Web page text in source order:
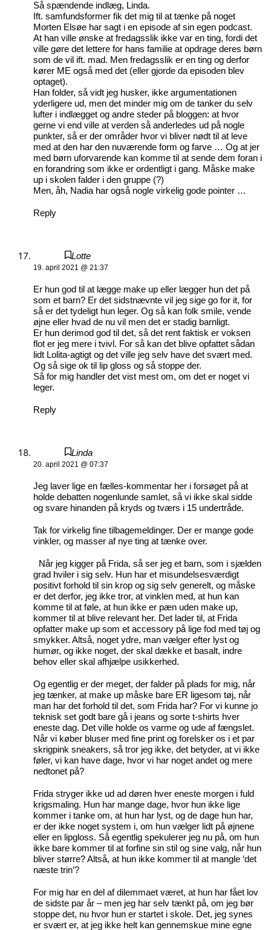
Så spændende indlæg, Linda.
Ift. samfundsformer fik det mig til at tænke på noget
Morten Elsøe har sagt i en episode af sin egen podcast.
At han ville ønske at fredagsslik ikke var en ting, fordi det
ville gøre det lettere for hans familie at opdrage deres børn
som de vil ift. mad. Men fredagsslik er en ting og derfor
kører ME også med det (eller gjorde da episoden blev
optaget).
Han folder, så vidt jeg husker, ikke argumentationen
yderligere ud, men det minder mig om de tanker du selv
lufter i indlægget og andre steder på bloggen: at hvor
gerne vi end ville at verden så anderledes ud på nogle
punkter, så er der områder hvor vi bliver nødt til at leve
med at den har den nuværende form og farve … Og at jer
med børn uforvarende kan komme til at sende dem foran i
en forandring som ikke er ordentligt i gang. Måske make
up i skolen falder i den gruppe (?)
Men, åh, Nadia har også nogle virkelig gode pointer …
Reply
Lotte
19. april 2021 @ 21:37
Er hun god til at lægge make up eller lægger hun det på
som et barn? Er det sidstnævnte vil jeg sige go for it, for
så er det tydeligt hun leger. Og så kan folk smile, vende
øjne eller hvad de nu vil men det er stadig barnligt.
Er hun derimod god til det, så det rent faktisk er voksen
flot er jeg mere i tvivl. For så kan det blive opfattet sådan
lidt Lolita-agtigt og det ville jeg selv have det svært med.
Og så sige ok til lip gloss og så stoppe der.
Så for mig handler det vist mest om, om det er noget vi
leger.
Reply
Linda
20. april 2021 @ 07:37
Jeg laver lige en fælles-kommentar her i forsøget på at
holde debatten nogenlunde samlet, så vi ikke skal sidde
og svare hinanden på kryds og tværs i 15 undertråde.
Tak for virkelig fine tilbagemeldinger. Der er mange gode
vinkler, og masser af nye ting at tænke over.
Når jeg kigger på Frida, så ser jeg et barn, som i sjælden
grad hviler i sig selv. Hun har et misundelsesværdigt
positivt forhold til sin krop og sig selv generelt, og måske
er det derfor, jeg ikke tror, at vinklen med, at hun kan
komme til at føle, at hun ikke er pæn uden make up,
kommer til at blive relevant her. Det lader til, at Frida
opfatter make up som et accessory på lige fod med tøj og
smykker. Altså, noget ydre, man vælger efter lyst og
humør, og ikke noget, der skal dække et basalt, indre
behov eller skal afhjælpe usikkerhed.
Og egentlig er der meget, der falder på plads for mig, når
jeg tænker, at make up måske bare ER ligesom tøj, når
man har det forhold til det, som Frida har? For vi kunne jo
teknisk set godt bare gå i jeans og sorte t-shirts hver
eneste dag. Det ville holde os varme og ude af fængslet.
Når vi køber bluser med fine print og forelsker os i et par
skrigpink sneakers, så tror jeg ikke, det betyder, at vi ikke
føler, vi kan have dage, hvor vi har noget andet og mere
nedtonet på?
Frida stryger ikke ud ad døren hver eneste morgen i fuld
krigsmaling. Hun har mange dage, hvor hun ikke lige
kommer i tanke om, at hun har lyst, og de dage hun har,
er der ikke noget system i, om hun vælger lidt på øjnene
eller en lipgloss. Så egentlig spekulerer jeg nu på, om hun
ikke bare kommer til at forfine sin stil og sine valg, når hun
bliver større? Altså, at hun ikke kommer til at mangle ‘det
næste trin’?
For mig har en del af dilemmaet været, at hun har fået lov
de sidste par år – men jeg har selv tænkt på, om jeg bør
stoppe det, nu hvor hun er startet i skole. Det, jeg synes
er svært er, at jeg ikke helt kan gennemskue mine egne